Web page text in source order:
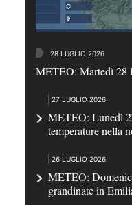
28 LUGLIO 2026
METEO: Martedì 28
27 LUGLIO 2026
METEO: Lunedì
temperature nella
26 LUGLIO 2026
METEO:
grandinate in